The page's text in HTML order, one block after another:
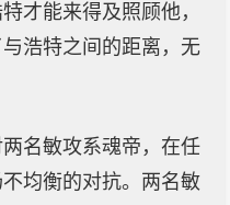
才能来得及照顾他，
浩特之间的距离，无
名敏攻系魂帝，在任
均衡的对抗。两名敏